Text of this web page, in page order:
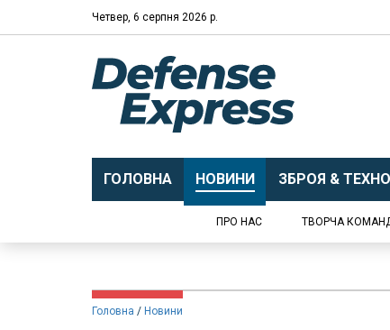
Четвер, 6 серпня 2026 р.
ГОЛОВНА НОВИНИ ЗБРОЯ &
ПРО НАС ТВОРЧА
Головна Новини